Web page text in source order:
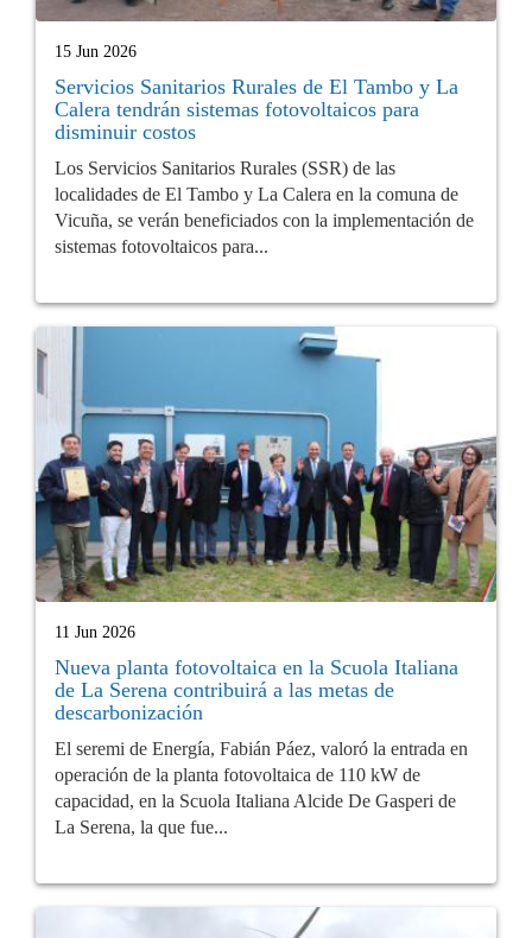
15 Jun 2026
Servicios Sanitarios Rurales de El Tambo y La
Calera tendrán sistemas fotovoltaicos para
disminuir costos
Los Servicios Sanitarios Rurales (SSR) de las
localidades de El Tambo y La Calera en la comuna de
Vicuña, se verán beneficiados con la implementación de
sistemas fotovoltaicos para...
11 Jun 2026
Nueva planta fotovoltaica en la Scuola Italiana
de La Serena contribuirá a las metas de
descarbonización
El seremi de Energía, Fabián Páez, valoró la entrada en
operación de la planta fotovoltaica de 110 kW de
capacidad, en la Scuola Italiana Alcide De Gasperi de
La Serena, la que fue...